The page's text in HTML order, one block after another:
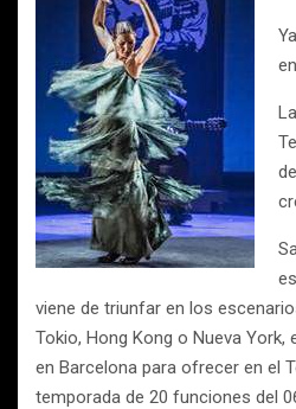
viene de triunfar en los
Tokio, Hong Kong o Nueva
en Barcelona para ofrecer en el
temporada de 20 funciones del